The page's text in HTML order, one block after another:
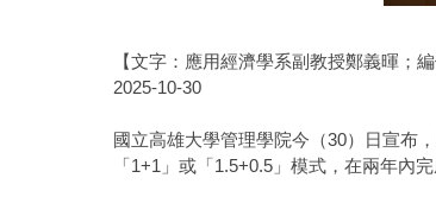
【文字：應用經濟學系副教授鄭義暉；
2025-10-30
國立高雄大學管理學院今（30）日宣布
「1+1」或「1.5+0.5」模式，在兩年內